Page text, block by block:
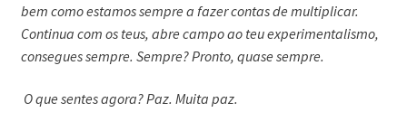
bem como estamos sempre a fazer contas de multiplicar.
Continua com os teus, abre campo ao teu experimentalismo,
consegues sempre. Sempre? Pronto, quase sempre.
O que sentes agora? Paz. Muita paz.